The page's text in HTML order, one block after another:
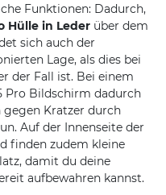
Funktionen: Dadurch,
Hülle in Leder über dem
sich auch der
Lage, als dies bei
der Fall ist. Bei einem
Pro Bildschirm dadurch
gegen Kratzer durch
Auf der Innenseite der
finden zudem kleine
damit du deine
aufbewahren kannst.